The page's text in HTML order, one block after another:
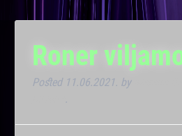
Roner
Posted 11.06.2021. by
.